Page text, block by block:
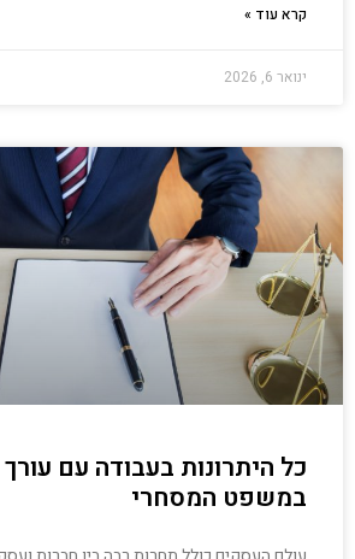
קרא עוד »
ינואר 6, 2026
כל היתרונות בעבודה עם
במשפט המסחרי